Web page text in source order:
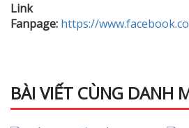
Link
Fanpage: https://
BÀI VIẾT CÙNG DANH